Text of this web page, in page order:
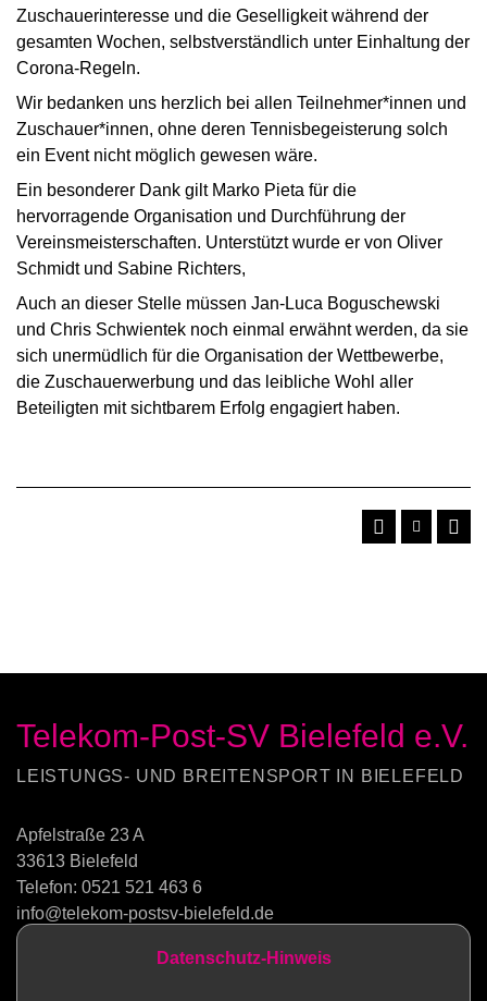
Zuschauerinteresse und die Geselligkeit während der
gesamten Wochen, selbstverständlich unter Einhaltung der
Corona-Regeln.
Wir bedanken uns herzlich bei allen Teilnehmer*innen und
Zuschauer*innen, ohne deren Tennisbegeisterung solch
ein Event nicht möglich gewesen wäre.
Ein besonderer Dank gilt Marko Pieta für die
hervorragende Organisation und Durchführung der
Vereinsmeisterschaften. Unterstützt wurde er von Oliver
Schmidt und Sabine Richters,
Auch an dieser Stelle müssen Jan-Luca Boguschewski
und Chris Schwientek noch einmal erwähnt werden, da sie
sich unermüdlich für die Organisation der Wettbewerbe,
die Zuschauerwerbung und das leibliche Wohl aller
Beteiligten mit sichtbarem Erfolg engagiert haben.
Telekom-Post-SV Bielefeld e.V.
LEISTUNGS- UND BREITENSPORT IN BIELEFELD
Apfelstraße 23 A
33613 Bielefeld
Telefon: 0521 521 463 6
info@telekom-postsv-bielefeld.de
Datenschutz-Hinweis